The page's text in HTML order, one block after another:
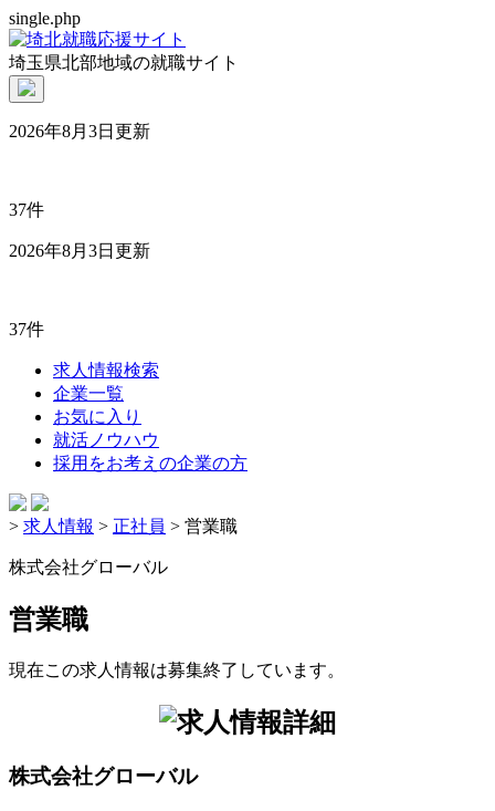
single.php
埼玉県北部地域の就職サイト
2026年8月3日更新
37件
2026年8月3日更新
37件
求人情報検索
企業一覧
お気に入り
就活ノウハウ
採用をお考えの企業の方
> 求人情報 > 正社員 > 営業職
株式会社グローバル
営業職
現在この求人情報は募集終了しています。
株式会社グローバル